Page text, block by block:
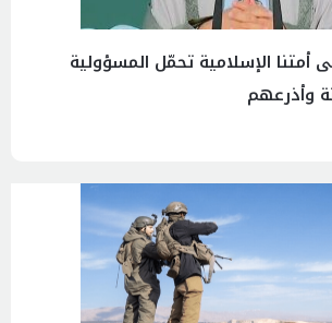
أمتنا الإسلامية تحمّل المسؤولية
وأذرعهم